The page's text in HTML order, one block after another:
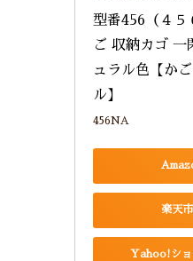
型番456（４
ご 収納カゴ 一
ュラル色【か
ル】
456NA
楽天
Yahoo!ショ